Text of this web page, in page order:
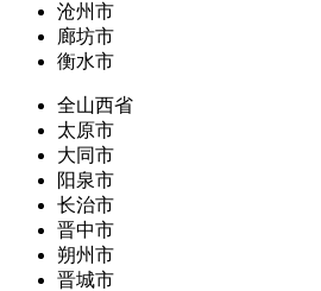
沧州市
廊坊市
衡水市
全山西省
太原市
大同市
阳泉市
长治市
晋中市
朔州市
晋城市